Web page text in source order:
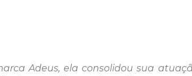
Adeus, ela consolidou sua